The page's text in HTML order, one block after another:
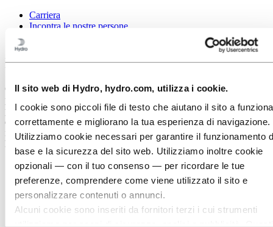
Il sito web di Hydro, hydro.com, utilizza i cookie.
I cookie sono piccoli file di testo che aiutano il sito a
correttamente e migliorano la tua esperienza di navigazione.
Utilizziamo cookie necessari per garantire il funzionamento
base e la sicurezza del sito web. Utilizziamo inoltre cookie
opzionali — con il tuo consenso — per ricordare le tue
preferenze, comprendere come viene utilizzato il sito e
personalizzare contenuti o annunci.
Alcuni cookie sono inseriti da fornitori terzi i cui strumenti
Carriera
Incontra le nostre persone
Incontra Camila: un lavoro in cui conti
Camila è conosciuta in ufficio come una collega compassionevole,
promotrice della collaborazione e del lavoro di squadra, che non ha
paura di parlare e sfidare lo status quo. Incarna i valori fondamentali
di Hydro attraverso la sua dedizione a un ambiente di lavoro sano e
il tempo investito nel promuovere la resilienza nella sua comunità
locale.